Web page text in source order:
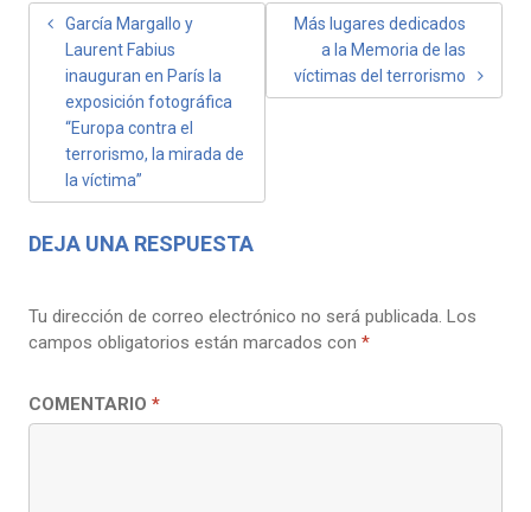
NAVEGACIÓN
ENTRADAS
García Margallo y
Laurent Fabius
inauguran en París la
exposición fotográfica
“Europa contra el
terrorismo, la mirada de
la víctima”
Más lugares dedicados
a la Memoria de las
víctimas del terrorismo
DEJA UNA RESPUESTA
Tu dirección de correo electrónico no será publicada. Los
campos obligatorios están marcados con *
COMENTARIO *